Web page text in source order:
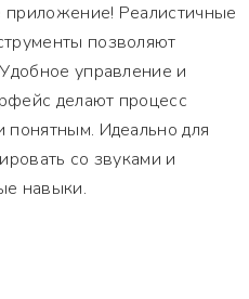
приложение! Реалистичные
позволяют
управление и
делают процесс
понятным. Идеально для
со звуками и
навыки.